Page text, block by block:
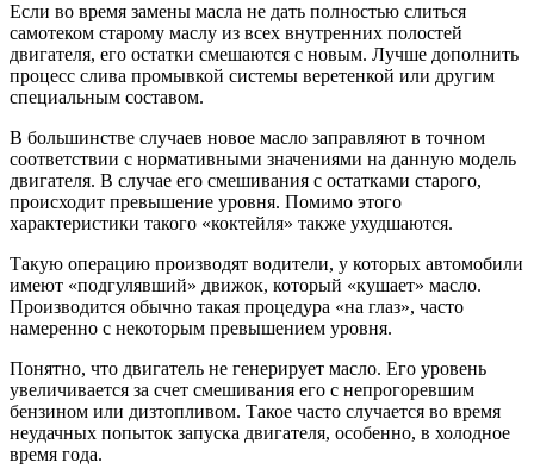
Если во время замены масла не дать полностью слиться
самотеком старому маслу из всех внутренних полостей
двигателя, его остатки смешаются с новым. Лучше дополнить
процесс слива промывкой системы веретенкой или другим
специальным составом.
В большинстве случаев новое масло заправляют в точном
соответствии с нормативными значениями на данную модель
двигателя. В случае его смешивания с остатками старого,
происходит превышение уровня. Помимо этого
характеристики такого «коктейля» также ухудшаются.
Такую операцию производят водители, у которых автомобили
имеют «подгулявший» движок, который «кушает» масло.
Производится обычно такая процедура «на глаз», часто
намеренно с некоторым превышением уровня.
Понятно, что двигатель не генерирует масло. Его уровень
увеличивается за счет смешивания его с непрогоревшим
бензином или дизтопливом. Такое часто случается во время
неудачных попыток запуска двигателя, особенно, в холодное
время года.